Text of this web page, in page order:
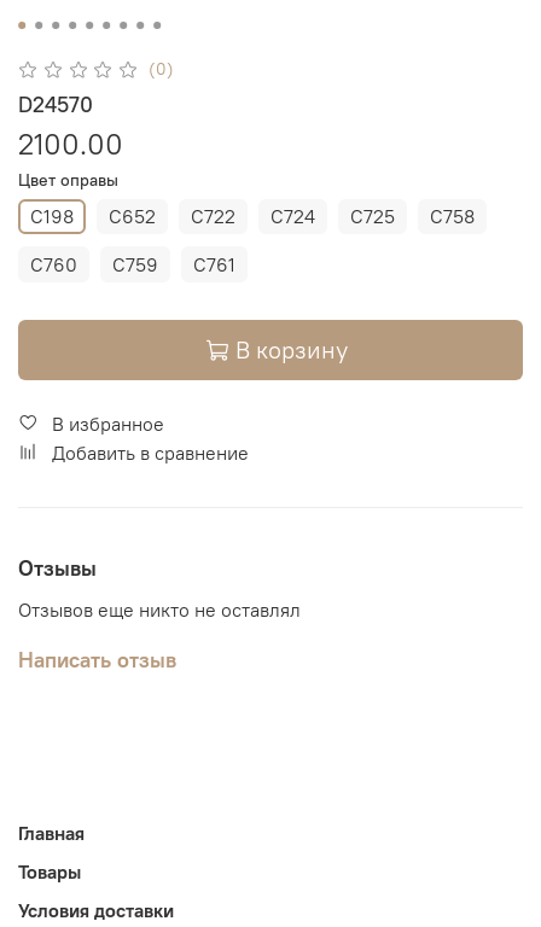
(0)
D24570
2100.00
Цвет оправы
C198 C652 C722 C724 C725
C758
C760
C759 C761
В корзину
В избранное
Добавить в сравнение
Отзывы
Отзывов еще никто не оставлял
Написать отзыв
Главная
Товары
Условия доставки